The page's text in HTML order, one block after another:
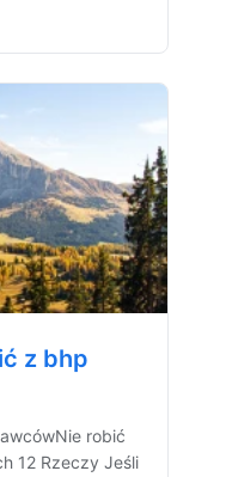
z bhp
robić
12 Rzeczy Jeśli